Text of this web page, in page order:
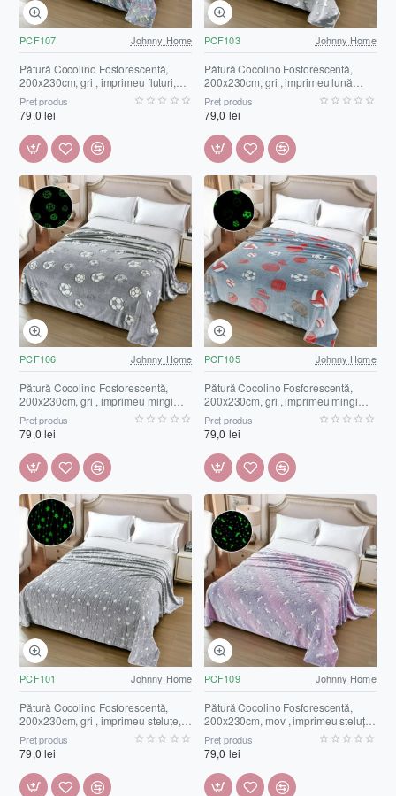
PCF107 Johnny Home
Pătură Cocolino Fosforescentă,
200x230cm, gri , imprimeu fluturi,
PCF107
Preț produs
79,0 lei
PCF103 Johnny Home
Pătură Cocolino Fosforescentă,
200x230cm, gri , imprimeu lună
stele, PCF103
Preț produs
79,0 lei
PCF106 Johnny Home
Pătură Cocolino Fosforescentă,
200x230cm, gri , imprimeu mingi
fotbal, PCF106
Preț produs
79,0 lei
PCF105 Johnny Home
Pătură Cocolino Fosforescentă,
200x230cm, gri , imprimeu mingi
sport, PCF105
Preț produs
79,0 lei
PCF101 Johnny Home
Pătură Cocolino Fosforescentă,
200x230cm, gri , imprimeu steluțe,
PCF101
Preț produs
79,0 lei
PCF109 Johnny Home
Pătură Cocolino Fosforescentă,
200x230cm, mov , imprimeu steluțe
unicorni, PCF109
Preț produs
79,0 lei